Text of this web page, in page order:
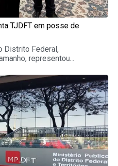
TJDFT em posse de
Distrito Federal,
representou...